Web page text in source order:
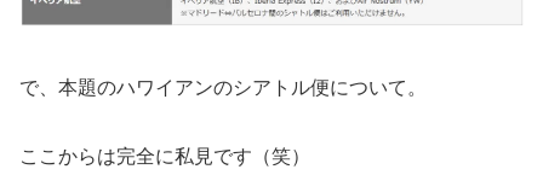
で、本題のハワイアンのシアトル便について。
ここからは完全に私見です（笑）